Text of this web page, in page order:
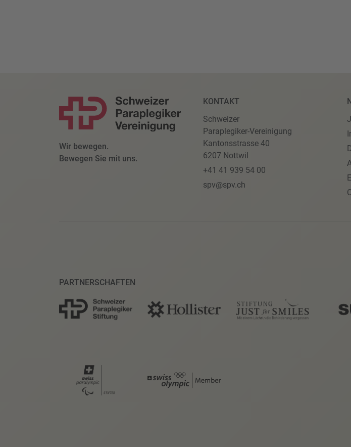
Wir bewegen.
Bewegen Sie mit uns.
KONTAKT
Schweizer
Paraplegiker-Vereinigung
Kantonsstrasse 40
6207 Nottwil
+41 41 939 54 00
spv@spv.ch
PARTNERSCHAFTEN